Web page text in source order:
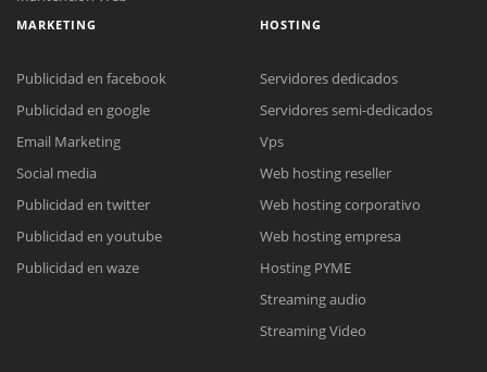
Reunión online
Nuestros ejecutivos le enviarán un correo electrónico con el enlace a
Meet para la reunión online.
Cotización
Todos nuestros ejecutivos están fuera de línea. Complete el formulario
MARKETING
Publicidad en facebook
Publicidad en google
Email Marketing
Social media
Publicidad en twitter
Publicidad en youtube
Publicidad en waze
HOSTING
Servidores dedicados
Servidores semi-dedicados
Vps
Web hosting reseller
Web hosting corporativo
Web hosting empresa
Hosting PYME
Streaming audio
Streaming Video